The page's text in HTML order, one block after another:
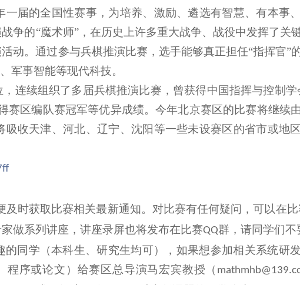
届的全国性赛事，为培养、激励、遴选有智慧、有本事
争的“魔术师”，在历史上许多重大战争、战役中发挥了关
动。通过参与兵棋推演比赛，选手能够真正担任“指挥官”
军事智能等现代科技。
连续组织了多届兵棋推演比赛，曾获得中国指挥与控制学
赛区编队赛冠军等优异成绩。今年北京赛区的比赛将继续
收天津、河北、辽宁、沈阳等一些未设赛区的省市或地
及时获取比赛相关最新通知。对比赛有任何疑问，可以在比
做系列讲座，讲座录屏也将发布在比赛QQ群，请同学们不
同学（本科生、研究生均可），如果想参加相关系统研
程序或论文）给赛区总导演马宏宾教授（